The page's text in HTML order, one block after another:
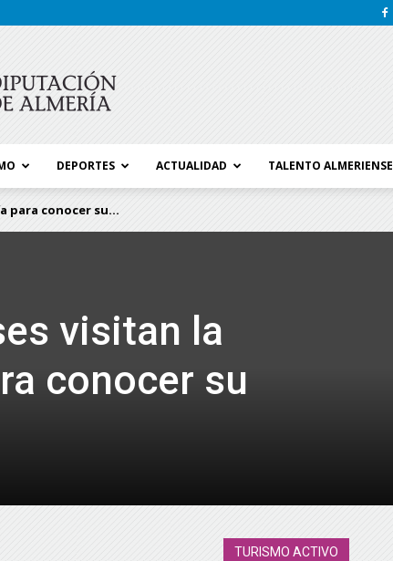
DEPORTES ACTUALIDAD TALENTO ALMERIENSE
para conocer su...
visitan la
conocer su
TURISMO ACTIVO